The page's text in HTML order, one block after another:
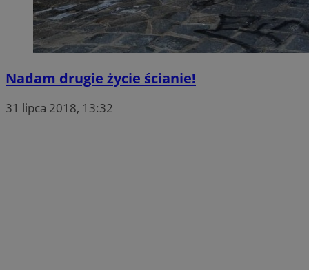
Nadam drugie życie ścianie!
31 lipca 2018, 13:32